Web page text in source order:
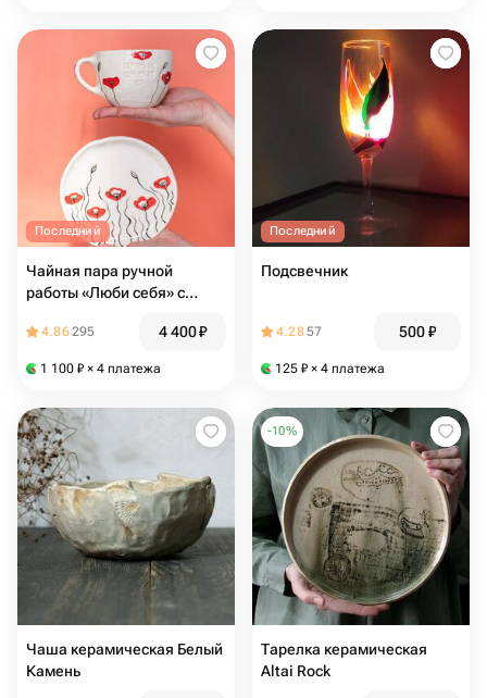
Последний
Чайная пара ручной
работы «Люби себя» с
4.86295 4 400₽
1 100 ₽ × 4 платежа
Последний
Подсвечник
4.2857 500₽
125 ₽ × 4 платежа
Чаша керамическая Белый
Камень
-10%
Тарелка керамическая
Altai Rock